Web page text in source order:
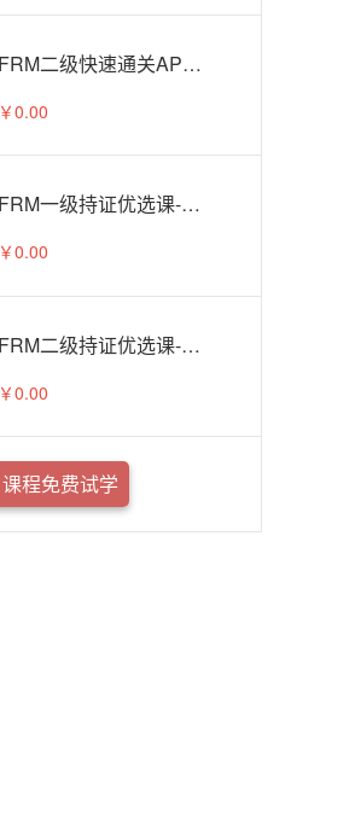
FRM二级快速通关APS智播课-试听
￥0.00
FRM一级持证优选课-试听
￥0.00
FRM二级持证优选课-试听
￥0.00
课程免费试学